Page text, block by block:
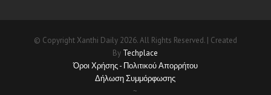
© Copyright Xanthi Daily 2026. All Rights Reserved. | Created
By Techplace
Όροι Χρήσης - Πολιτικού Απορρήτου
Δήλωση Συμμόρφωσης
~